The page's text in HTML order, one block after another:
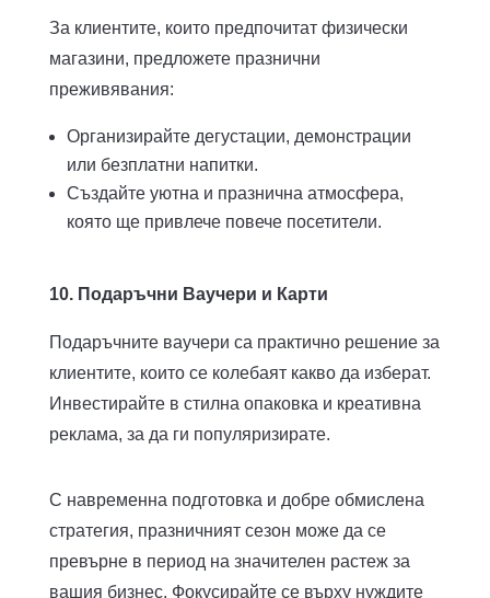
За клиентите, които предпочитат физически
магазини, предложете празнични
преживявания:
Организирайте дегустации, демонстрации
или безплатни напитки.
Създайте уютна и празнична атмосфера,
която ще привлече повече посетители.
10. Подаръчни Ваучери и Карти
Подаръчните ваучери са практично решение за
клиентите, които се колебаят какво да изберат.
Инвестирайте в стилна опаковка и креативна
реклама, за да ги популяризирате.
С навременна подготовка и добре обмислена
стратегия, празничният сезон може да се
превърне в период на значителен растеж за
вашия бизнес. Фокусирайте се върху нуждите